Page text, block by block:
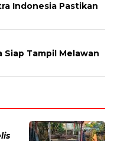
Indonesia Pastikan
Siap Tampil Melawan